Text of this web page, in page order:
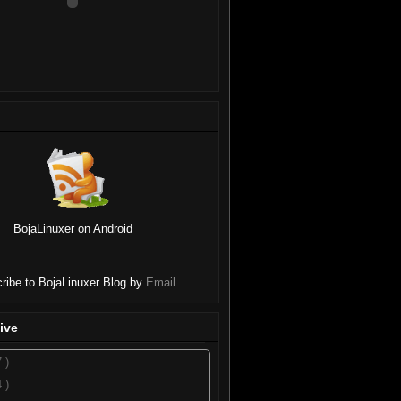
BojaLinuxer on Android
to BojaLinuxer Blog by Email
)
)